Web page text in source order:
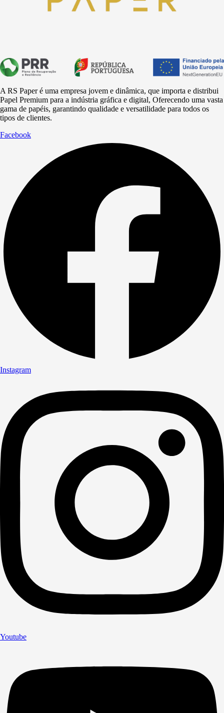
A RS Paper é uma empresa jovem e dinâmica, que importa e distribui
Papel Premium para a indústria gráfica e digital, Oferecendo uma vasta
gama de papéis, garantindo qualidade e versatilidade para todos os
tipos de clientes.
Facebook
Instagram
Youtube